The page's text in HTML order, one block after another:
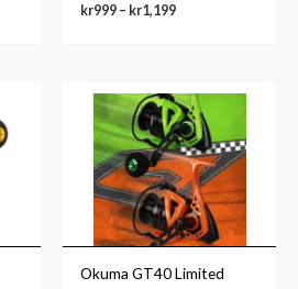
kr999 – kr1,199
Okuma GT40 Limited